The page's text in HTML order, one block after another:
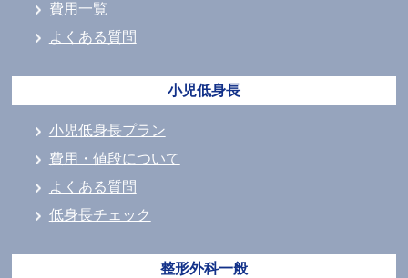
費用一覧
よくある質問
小児低身長
小児低身長プラン
費用・値段について
よくある質問
低身長チェック
整形外科一般